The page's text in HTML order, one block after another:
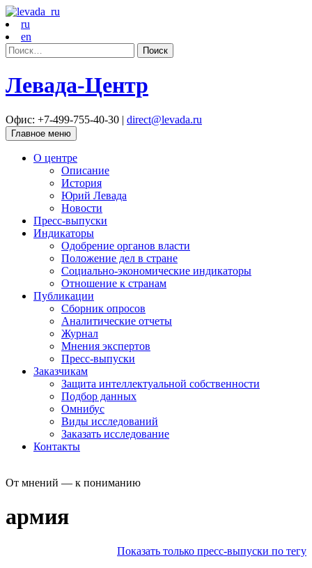
ru
en
Найти:
Левада-Центр
Офис: +7-499-755-40-30 | direct@levada.ru
Главное меню
О центре
Описание
История
Юрий Левада
Новости
Пресс-выпуски
Индикаторы
Одобрение органов власти
Положение дел в стране
Социально-экономические индикаторы
Отношение к странам
Публикации
Сборник опросов
Аналитические отчеты
Журнал
Мнения экспертов
Пресс-выпуски
Заказчикам
Защита интеллектуальной собственности
Подбор данных
Омнибус
Виды исследований
Заказать исследование
Контакты
От мнений — к пониманию
армия
Показать только пресс-выпуски по тегу